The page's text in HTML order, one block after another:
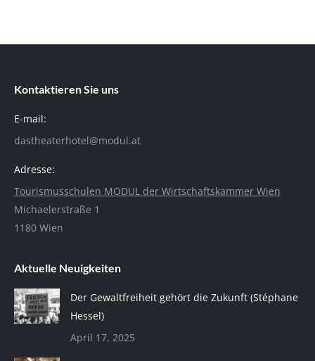
Kontaktieren Sie uns
E-mail:
dastheaterhotel@modul.at
Adresse:
Tourismusschulen MODUL der Wirtschaftskammer Wien
Michaelerstraße 1
1180 Wien
Aktuelle Neuigkeiten
Der Gewaltfreiheit gehört die Zukunft (Stéphane
Hessel)
April 17, 2025